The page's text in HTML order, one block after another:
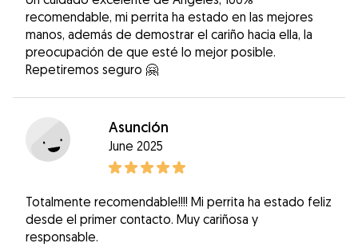
recomendable, mi perrita ha estado en las mejores
manos, además de demostrar el cariño hacia ella, la
preocupación de que esté lo mejor posible.
Repetiremos seguro 🤗
Asunción
June 2025
Totalmente recomendable!!!! Mi perrita ha estado feliz
desde el primer contacto. Muy cariñosa y
responsable.